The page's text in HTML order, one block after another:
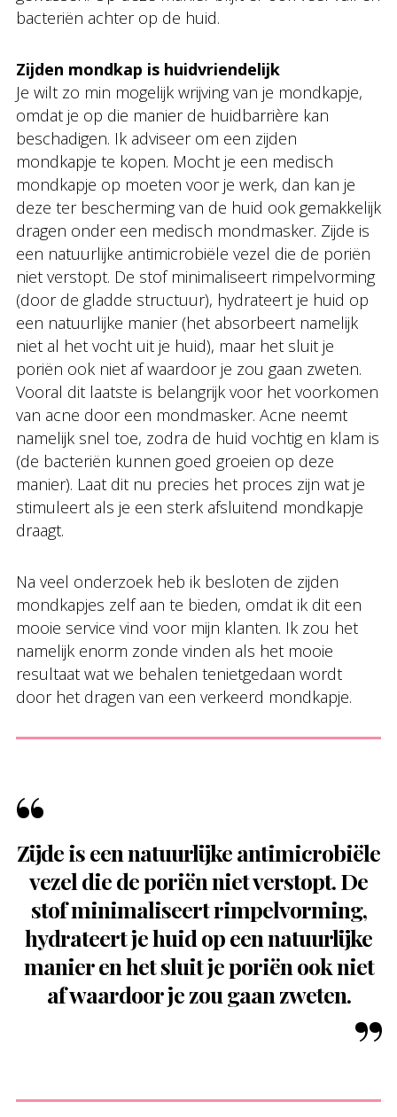
bacteriën achter op de huid.
Zijden mondkap is huidvriendelijk
Je wilt zo min mogelijk wrijving van je mondkapje,
omdat je op die manier de huidbarrière kan
beschadigen. Ik adviseer om een zijden
mondkapje te kopen. Mocht je een medisch
mondkapje op moeten voor je werk, dan kan je
deze ter bescherming van de huid ook gemakkelijk
dragen onder een medisch mondmasker. Zijde is
een natuurlijke antimicrobiële vezel die de poriën
niet verstopt. De stof minimaliseert rimpelvorming
(door de gladde structuur), hydrateert je huid op
een natuurlijke manier (het absorbeert namelijk
niet al het vocht uit je huid), maar het sluit je
poriën ook niet af waardoor je zou gaan zweten.
Vooral dit laatste is belangrijk voor het voorkomen
van acne door een mondmasker. Acne neemt
namelijk snel toe, zodra de huid vochtig en klam is
(de bacteriën kunnen goed groeien op deze
manier). Laat dit nu precies het proces zijn wat je
stimuleert als je een sterk afsluitend mondkapje
draagt.
Na veel onderzoek heb ik besloten de zijden
mondkapjes zelf aan te bieden, omdat ik dit een
mooie service vind voor mijn klanten. Ik zou het
namelijk enorm zonde vinden als het mooie
resultaat wat we behalen tenietgedaan wordt
door het dragen van een verkeerd mondkapje.
Zijde is een natuurlijke antimicrobiële
vezel die de poriën niet verstopt. De
stof minimaliseert rimpelvorming,
hydrateert je huid op een natuurlijke
manier en het sluit je poriën ook niet
af waardoor je zou gaan zweten.